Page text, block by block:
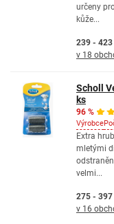
určeny
kůže...
239 - 423
v 18
Scholl
ks
96 %
Výrobce
Extra
mletými
velmi...
275 - 397
v 16